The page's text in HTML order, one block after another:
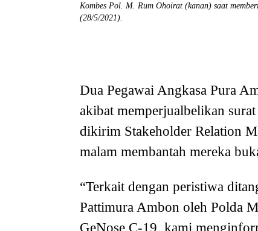
Kombes Pol. M. Rum Ohoirat (kanan) saat
(28/5/2021).
Dua Pegawai Angkasa Pura
akibat memperjualbelikan
dikirim Stakeholder Relation
malam membantah mereka
“Terkait dengan peristiwa
Pattimura Ambon oleh Polda
GeNose C-19, kami